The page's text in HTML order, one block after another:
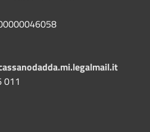
011